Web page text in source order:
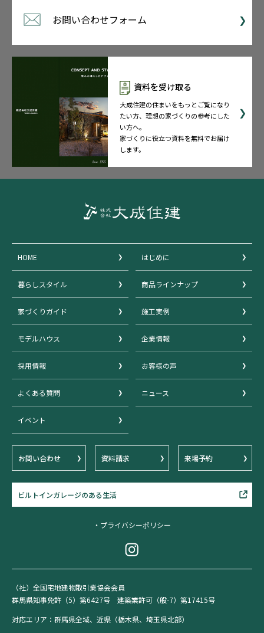
お問い合わせフォーム
資料を受け取る
大成住建の住まいをもっとご覧になり
たい方、理想の家づくりの参考にした
い方へ。
家づくりに役立つ資料を無料でお届け
します。
HOME はじめに
暮らしスタイル 商品ラインナップ
家づくりガイド 施工実例
モデルハウス 企業情報
採用情報 お客様の声
よくある質問 ニュース
イベント
お問い合わせ 資料請求 来場予約
ビルトインガレージのある生活
・プライバシーポリシー
（社）全国宅地建物取引業協会会員
群馬県知事免許（5）第6427号 建築業許可（般-7）第17415号
対応エリア：群馬県全域、近県（栃木県、埼玉県北部）